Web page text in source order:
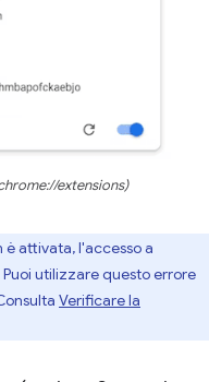
extensions)
attivata, l'accesso a
utilizzare questo errore
Verificare la